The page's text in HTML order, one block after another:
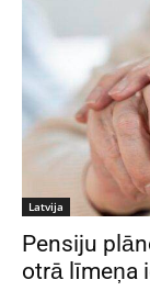
Latvija
Pensiju
otrā līmeņa